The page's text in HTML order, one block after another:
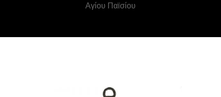
Αγίου Παϊσίου